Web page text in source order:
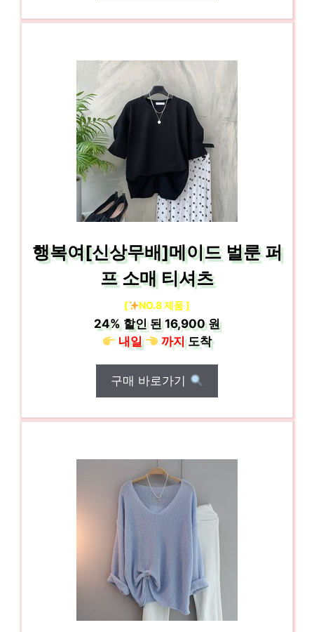
행복여[신상무배]메이드 벌룬 퍼
프 소매 티셔츠
[ NO.8 제품 ]
24%할인 된16,900 원
내일
까지도착
구매 바로가기